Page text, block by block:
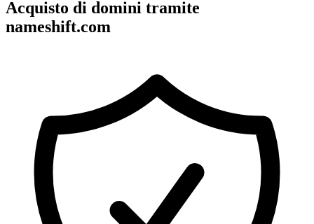
Acquisto di domini tramite
nameshift.com